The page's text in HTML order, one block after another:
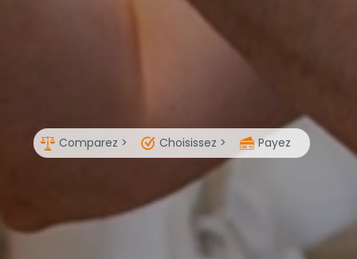
Comparez > Choisissez > Payez